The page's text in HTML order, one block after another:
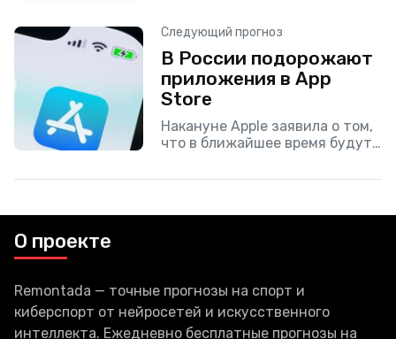
расстояния до различных
космических объектов. Так,
например, дистанция до
нашего естественного
спутника измерена настолько
точно, что
Следующий прогноз
В России подорожают
приложения в App
Store
Накануне Apple заявила о том,
что в ближайшее время будут
приложения в магазине App
О проекте
Remontada — точные прогнозы на спорт и
киберспорт от нейросетей и искусственного
интеллекта. Ежедневно бесплатные прогнозы на